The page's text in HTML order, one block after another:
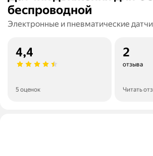
беспроводной
Электронные и пневматические
4,4
5 оценок
2
отзыва
Читать